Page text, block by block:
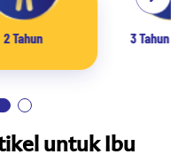
2 Tahun 3 Tahun
untuk Ibu